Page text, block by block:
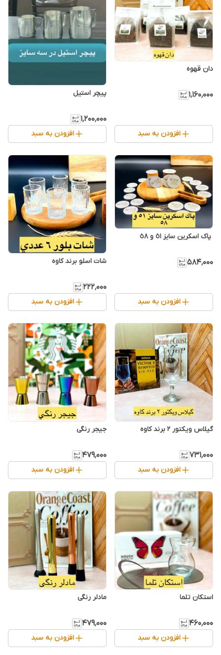
دان قهوه
۱٬۱۶۰٬۰۰۰
افزودن به سبد
۱٬۲۰۰٬۰۰۰
افزودن به سبد
۵۸۴٬۰۰۰
افزودن به سبد
شات اسلو برند کاوه
۲۲۲٬۰۰۰
افزودن به سبد
گیلاس ویکتور ۲ برند کاوه
۷۳۱٬۰۰۰
افزودن به سبد
جیجر رنگی
۴۷۹٬۰۰۰
افزودن به سبد
استکان تلما
۴۶۰٬۰۰۰
افزودن به سبد
مادلر رنگی
۴۷۹٬۰۰۰
افزودن به سبد